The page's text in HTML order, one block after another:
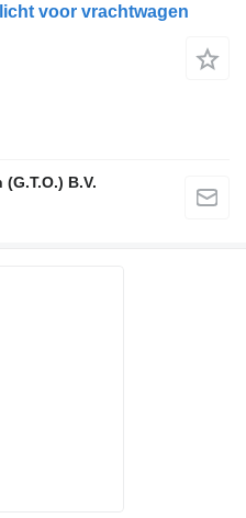
voor vrachtwagen
B.V.